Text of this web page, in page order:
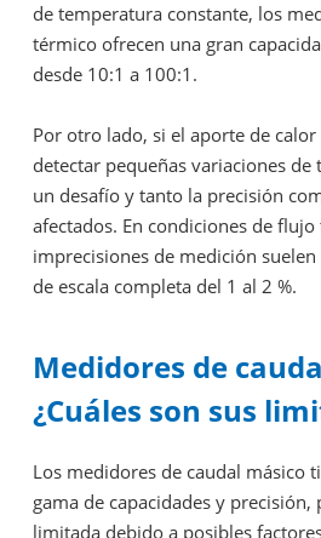
de temperatura constante, los
térmico ofrecen una gran
desde 10:1 a 100:1.
Por otro lado, si el aporte de
detectar pequeñas variaciones
un desafío y tanto la precisión
afectados. En condiciones de flujo
imprecisiones de medición
de escala completa del 1 al 2 %.
Medidores de
¿Cuáles son sus
Los medidores de caudal másico
gama de capacidades y precisión,
limitada debido a posibles